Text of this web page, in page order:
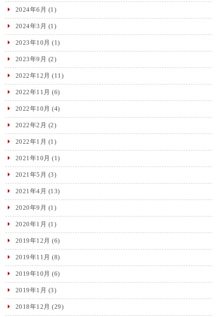
2024年6月 (1)
2024年3月 (1)
2023年10月 (1)
2023年9月 (2)
2022年12月 (11)
2022年11月 (6)
2022年10月 (4)
2022年2月 (2)
2022年1月 (1)
2021年10月 (1)
2021年5月 (3)
2021年4月 (13)
2020年9月 (1)
2020年1月 (1)
2019年12月 (6)
2019年11月 (8)
2019年10月 (6)
2019年1月 (3)
2018年12月 (29)